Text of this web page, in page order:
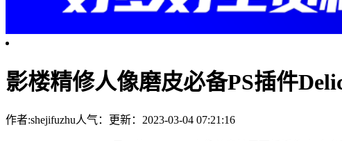
影楼精修人像磨皮必备PS插件
作者:shejifuzhu人气： 更新：2023-03-04 07:21:16